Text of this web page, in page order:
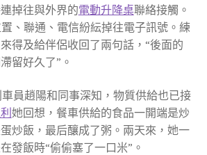
掉往與外界的電動升降桌聯絡接觸。
、聯通、電信紛紜掉往電子訊號。練
得及給伴侶收回了兩句話，“後面的
留好久了”。
車員趙陽和同事深知，物質供給也已接
她回想，餐車供給的食品一開端是炒
炒飯，最后釀成了粥。兩天來，她一
發飯時“偷偷塞了一口米”。